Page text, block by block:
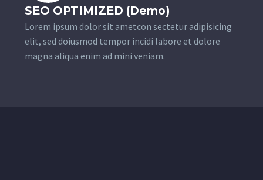
SEO OPTIMIZED (Demo)
Lorem ipsum dolor sit ametcon sectetur adipisicing
elit, sed doiusmod tempor incidi labore et dolore
magna aliqua enim ad mini veniam.